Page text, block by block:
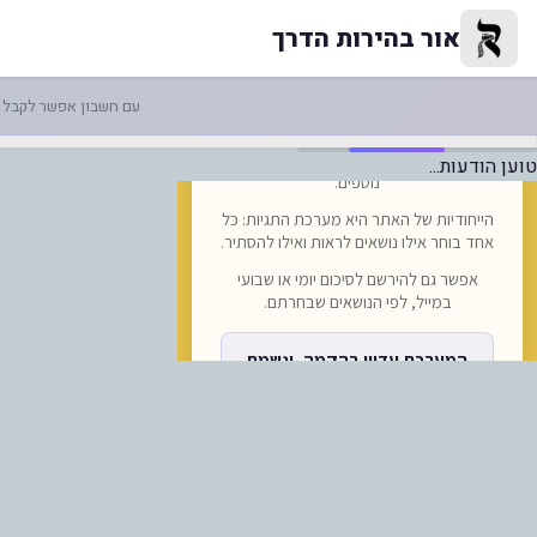
הבהרה חשובה בעקבות מידע
אור בהירות הדרך
עם חשבון אפשר לקבל
טוען הודעות...